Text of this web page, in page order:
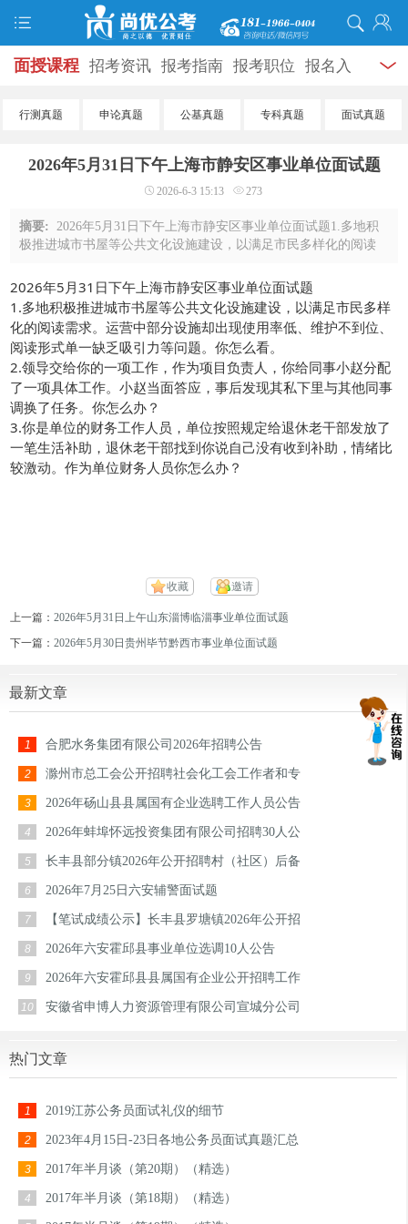
面授课程 招考资讯 报考指南 报考职位 报名入
口 打准考证 成绩查询 面试公告 录用公示 辅导
学员风采 名师团队
服务信息
行测真题 申论真题 公基真题 专科真题 面试真题
2026年5月31日下午上海市静安区事业单位面试题
2026-6-3 15:13 273
摘要:2026年5月31日下午上海市静安区事业单位面试题1.多地积
极推进城市书屋等公共文化设施建设，以满足市民多样化的阅读
单一缺乏吸引力等问题。你怎么看。2.领 ...
2026年5月31日下午上海市静安区事业单位面试题
1.多地积极推进城市书屋等公共文化设施建设，以满足市民多样
化的阅读需求。运营中部分设施却出现使用率低、维护不到位、
阅读形式单一缺乏吸引力等问题。你怎么看。
2.领导交给你的一项工作，作为项目负责人，你给同事小赵分配
了一项具体工作。小赵当面答应，事后发现其私下里与其他同事
调换了任务。你怎么办？
3.你是单位的财务工作人员，单位按照规定给退休老干部发放了
一笔生活补助，退休老干部找到你说自己没有收到补助，情绪比
较激动。作为单位财务人员你怎么办？
收藏 邀请
上一篇：2026年5月31日上午山东淄博临淄事业单位面试题
下一篇：2026年5月30日贵州毕节黔西市事业单位面试题
最新文章
1 合肥水务集团有限公司2026年招聘公告
2 滁州市总工会公开招聘社会化工会工作者和专
3 2026年砀山县县属国有企业选聘工作人员公告
4 2026年蚌埠怀远投资集团有限公司招聘30人公
5 长丰县部分镇2026年公开招聘村（社区）后备
6 2026年7月25日六安辅警面试题
7 【笔试成绩公示】长丰县罗塘镇2026年公开招
8 2026年六安霍邱县事业单位选调10人公告
9 2026年六安霍邱县县属国有企业公开招聘工作
10 安徽省申博人力资源管理有限公司宣城分公司
热门文章
1 2019江苏公务员面试礼仪的细节
2 2023年4月15日-23日各地公务员面试真题汇总
3 2017年半月谈（第20期）（精选）
4 2017年半月谈（第18期）（精选）